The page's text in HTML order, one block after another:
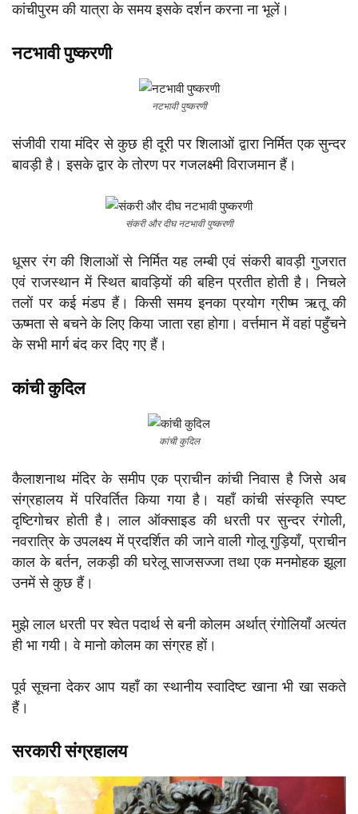
कांचीपुरम की यात्रा के समय इसके दर्शन करना ना भूलें।
नटभावी पुष्करणी
नटभावी पुष्करणी
संजीवी राया मंदिर से कुछ ही दूरी पर शिलाओं द्वारा निर्मित एक सुन्दर
बावड़ी है। इसके द्वार के तोरण पर गजलक्ष्मी विराजमान हैं।
संकरी और दीघ नटभावी पुष्करणी
धूसर रंग की शिलाओं से निर्मित यह लम्बी एवं संकरी बावड़ी गुजरात
एवं राजस्थान में स्थित बावड़ियों की बहिन प्रतीत होती है। निचले
तलों पर कई मंडप हैं। किसी समय इनका प्रयोग ग्रीष्म ऋतू की
ऊष्मता से बचने के लिए किया जाता रहा होगा। वर्त्तमान में वहां पहुँचने
के सभी मार्ग बंद कर दिए गए हैं।
कांची कुदिल
कांची कुदिल
कैलाशनाथ मंदिर के समीप एक प्राचीन कांची निवास है जिसे अब
संग्रहालय में परिवर्तित किया गया है। यहाँ कांची संस्कृति स्पष्ट
दृष्टिगोचर होती है। लाल ऑक्साइड की धरती पर सुन्दर रंगोली,
नवरात्रि के उपलक्ष्य में प्रदर्शित की जाने वाली गोलू गुड़ियाँ, प्राचीन
काल के बर्तन, लकड़ी की घरेलू साजसज्जा तथा एक मनमोहक झूला
उनमें से कुछ हैं।
मुझे लाल धरती पर श्वेत पदार्थ से बनी कोलम अर्थात् रंगोलियाँ अत्यंत
ही भा गयी। वे मानो कोलम का संग्रह हों।
पूर्व सूचना देकर आप यहाँ का स्थानीय स्वादिष्ट खाना भी खा सकते
हैं।
सरकारी संग्रहालय